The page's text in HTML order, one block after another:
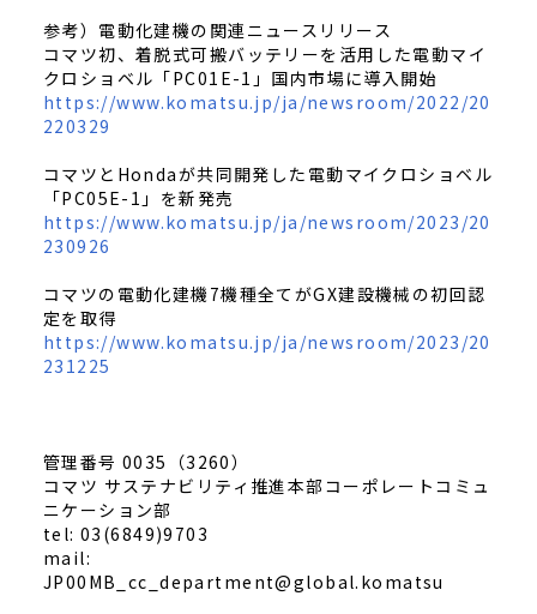
参考）電動化建機の関連ニュースリリース
コマツ初、着脱式可搬バッテリーを活用した電動マイ
クロショベル「PC01E-1」国内市場に導入開始
https://www.komatsu.jp/ja/newsroom/2022/20
220329
コマツとHondaが共同開発した電動マイクロショベル
「PC05E-1」を新発売
https://www.komatsu.jp/ja/newsroom/2023/20
230926
コマツの電動化建機7機種全てがGX建設機械の初回認
定を取得
https://www.komatsu.jp/ja/newsroom/2023/20
231225
管理番号 0035（3260）
コマツ サステナビリティ推進本部コーポレートコミュ
ニケーション部
tel: 03(6849)9703
mail:
JP00MB_cc_department@global.komatsu